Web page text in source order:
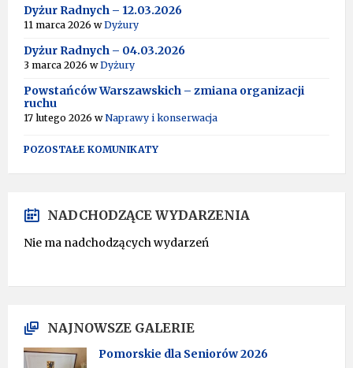
T
I
E
:
Dyżur Radnych – 12.03.2026
11 marca 2026 wDyżury
Dyżur Radnych – 04.03.2026
3 marca 2026 wDyżury
Powstańców Warszawskich – zmiana organizacji
ruchu
17 lutego 2026 wNaprawy i konserwacja
POZOSTAŁE KOMUNIKATY
NADCHODZĄCE WYDARZENIA
Nie ma nadchodzących wydarzeń
NAJNOWSZE GALERIE
Pomorskie dla Seniorów 2026